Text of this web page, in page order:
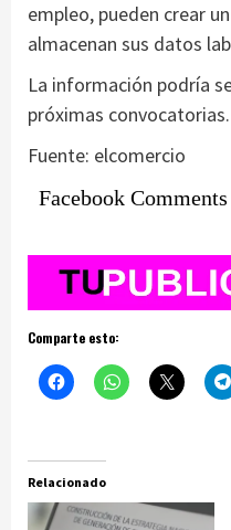
empleo, pueden crear
almacenan sus datos
La información podría
próximas convocatorias.
Fuente: elcomercio
Facebook
Comparte esto:
Relacionado